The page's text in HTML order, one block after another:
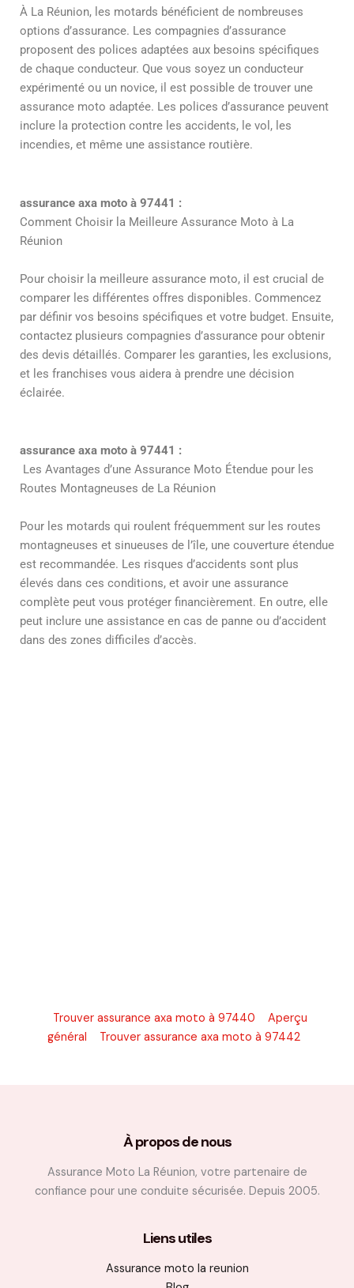
À La Réunion, les motards bénéficient de nombreuses
options d’assurance. Les compagnies d’assurance
proposent des polices adaptées aux besoins spécifiques
de chaque conducteur. Que vous soyez un conducteur
expérimenté ou un novice, il est possible de trouver une
assurance moto adaptée. Les polices d’assurance peuvent
inclure la protection contre les accidents, le vol, les
incendies, et même une assistance routière.
assurance axa moto à 97441 :
Comment Choisir la Meilleure Assurance Moto à La
Réunion
Pour choisir la meilleure assurance moto, il est crucial de
comparer les différentes offres disponibles. Commencez
par définir vos besoins spécifiques et votre budget. Ensuite,
contactez plusieurs compagnies d’assurance pour obtenir
des devis détaillés. Comparer les garanties, les exclusions,
et les franchises vous aidera à prendre une décision
éclairée.
assurance axa moto à 97441 :
Les Avantages d’une Assurance Moto Étendue pour les
Routes Montagneuses de La Réunion
Pour les motards qui roulent fréquemment sur les routes
montagneuses et sinueuses de l’île, une couverture étendue
est recommandée. Les risques d’accidents sont plus
élevés dans ces conditions, et avoir une assurance
complète peut vous protéger financièrement. En outre, elle
peut inclure une assistance en cas de panne ou d’accident
dans des zones difficiles d’accès.
Trouver assurance axa moto à 97440
Aperçu
général
Trouver assurance axa moto à 97442
À propos de nous
Assurance Moto La Réunion, votre partenaire de
confiance pour une conduite sécurisée. Depuis 2005.
Liens utiles
Assurance moto la reunion